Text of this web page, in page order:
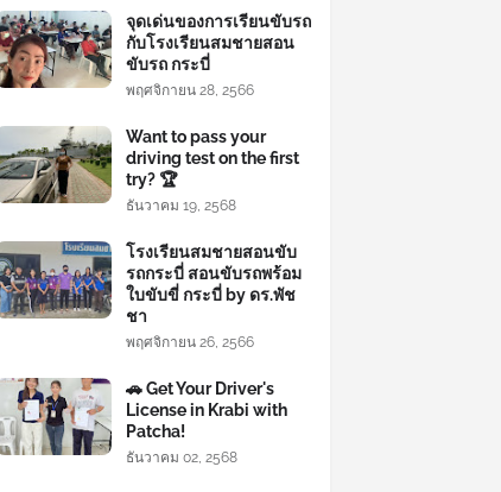
จุดเด่นของการเรียนขับรถ
กับโรงเรียนสมชายสอน
ขับรถ กระบี่
พฤศจิกายน 28, 2566
Want to pass your
driving test on the first
try? 🏆
ธันวาคม 19, 2568
โรงเรียนสมชายสอนขับ
รถกระบี่ สอนขับรถพร้อม
ใบขับขี่ กระบี่ by ดร.พัช
ชา
พฤศจิกายน 26, 2566
🚗 Get Your Driver's
License in Krabi with
Patcha!
ธันวาคม 02, 2568